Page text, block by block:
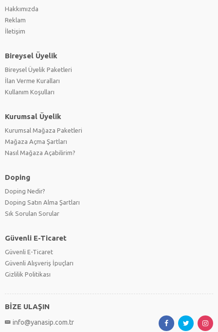
Hakkımızda
Reklam
İletişim
Bireysel Üyelik
Bireysel Üyelik Paketleri
İlan Verme Kuralları
Kullanım Koşulları
Kurumsal Üyelik
Kurumsal Mağaza Paketleri
Mağaza Açma Şartları
Nasıl Mağaza Açabilirim?
Doping
Doping Nedir?
Doping Satın Alma Şartları
Sık Sorulan Sorular
Güvenli E-Ticaret
Güvenli E-Ticaret
Güvenli Alışveriş İpuçları
Gizlilik Politikası
BİZE ULAŞIN
info@yanasip.com.tr